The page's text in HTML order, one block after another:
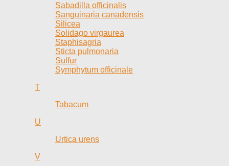
Sabadilla officinalis
Sanguinaria canadensis
Silicea
Solidago virgaurea
Staphisagria
Sticta pulmonaria
Sulfur
Symphytum officinale
T
Tabacum
U
Urtica urens
V